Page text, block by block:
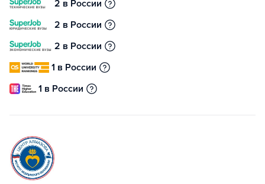
2 в России
2 в России
2 в России
1 в России
1 в России